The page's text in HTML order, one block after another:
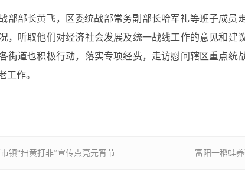
部部长黄飞，区委统战部常务副部长哈军礼等班子成员
，听取他们对经济社会发展及统一战线工作的意见和建
街道也积极行动，落实专项经费，走访慰问辖区重点统
工作。
镇“扫黄打非”宣传点亮元宵节 富阳一稻蛙